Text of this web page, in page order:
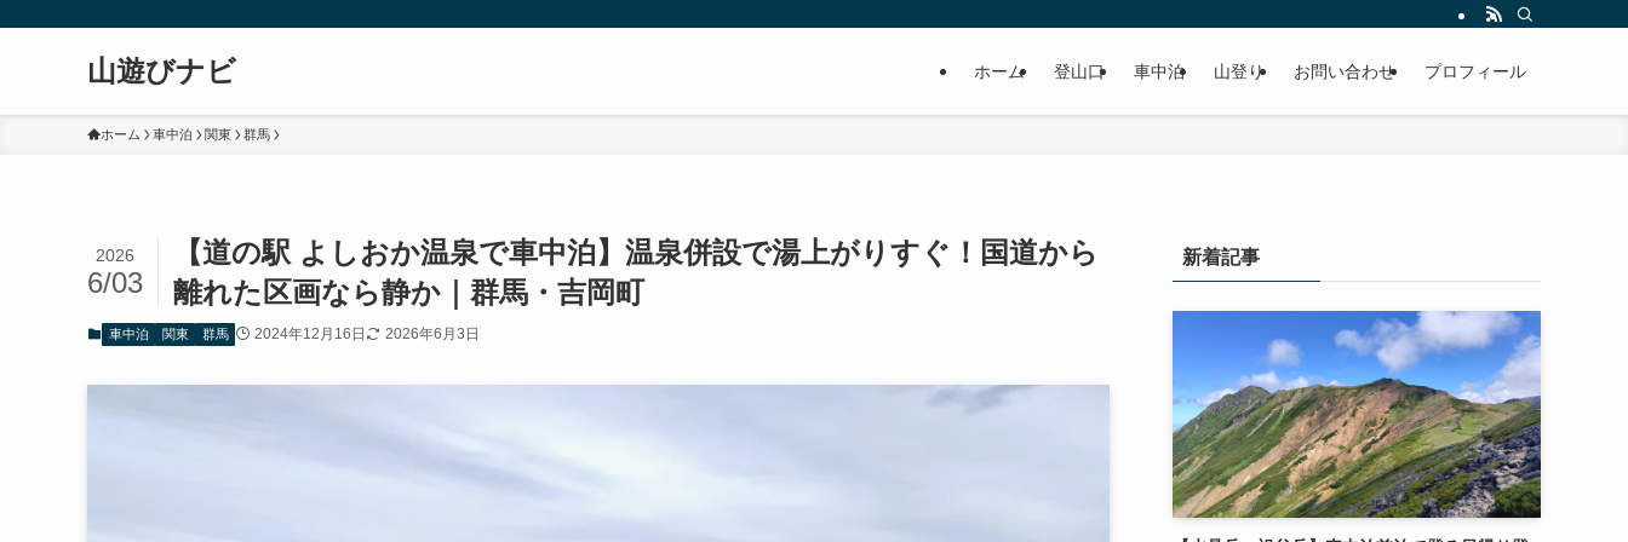
山遊びナビ ホーム 登山口 車中泊 山登り お問い合わせ プロフィール
ホーム 車中泊 関東 群馬
【道の駅 よしおか温泉で車中泊】温泉併設で湯上がりすぐ！国道から
離れた区画なら静か｜群馬・吉岡町
2026
6/03
車中泊 関東 群馬 2024年12月16日 2026年6月3日
新着記事